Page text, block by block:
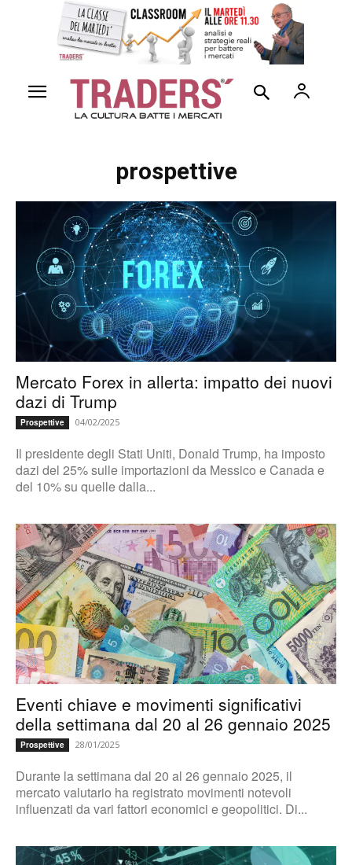
prospettive
Mercato Forex in allerta: impatto dei nuovi
dazi di Trump
Prospettive 04/02/2025
Il presidente degli Stati Uniti, Donald Trump, ha imposto
dazi del 25% sulle importazioni da Messico e Canada e
del 10% su quelle dalla...
Eventi chiave e movimenti significativi
della settimana dal 20 al 26 gennaio 2025
Prospettive 28/01/2025
Durante la settimana dal 20 al 26 gennaio 2025, il
mercato valutario ha registrato movimenti notevoli
influenzati da vari fattori economici e geopolitici. Di...